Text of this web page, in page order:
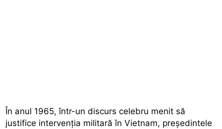
În anul 1965, într-un discurs celebru menit să
justifice intervenția militară în Vietnam, președintele